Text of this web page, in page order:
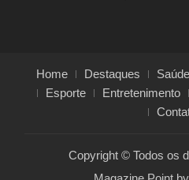
Home Destaques Saúde
Esporte
Entretenimento
Copyright © Todos os